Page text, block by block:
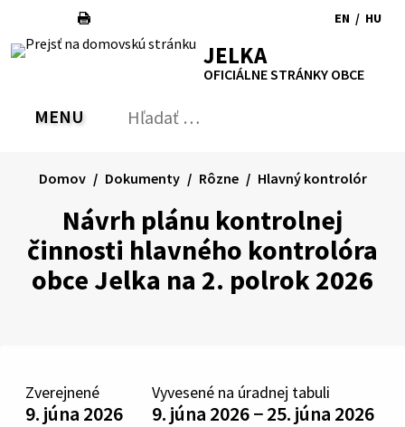
obsah
RSS MapaTlačiť
Zvýšiť
kontrast
písmapísma
EN
to
/ HU
JELKA
OFICIÁLNE STRÁNKY OBCE
PREPNÚŤ
MENU Hľadať:
Návrh plánu kontrolnej
činnosti hlavného kontrolóra
obce Jelka na 2. polrok 2026
Domov Dokumenty Rôzne Hlavný kontrolór
Zverejnené
9. júna 2026
Vyvesené na úradnej tabuli
9. júna 2026 − 25. júna 2026